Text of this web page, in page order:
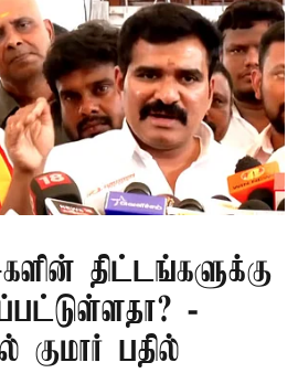
திட்டங்களுக்கு
-
குமார் பதில்